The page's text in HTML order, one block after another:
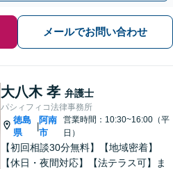
メールでお問い合わせ
大八木 孝 弁護士
パシィフィコ法律事務所
徳島
県
|
阿南
市
営業時間：10:30~16:00（平
日）
【初回相談30分無料】【地域密着】
【休日・夜間対応】【法テラス可】ま